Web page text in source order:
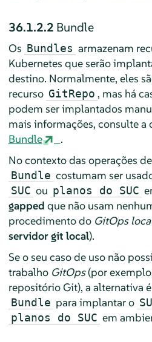
36.1.2.2 Bundle
Os Bundles armazenam
Kubernetes que serão
destino. Normalmente, eles
recurso GitRepo , mas há
podem ser implantados
mais informações, consulte a
Bundle
.
No contexto das operações
Bundle costumam ser
SUC ou planos do SUC
gapped que não usam
procedimento do GitOps
servidor git local).
Se o seu caso de uso não
trabalho GitOps(por
repositório Git), a alternativa
Bundle para implantar o
planos do SUC em